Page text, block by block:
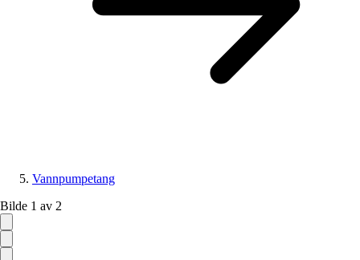
Vannpumpetang
Bilde 1 av 2